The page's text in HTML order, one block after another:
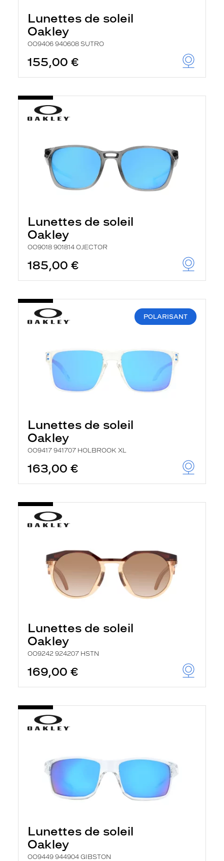
Lunettes de soleil
Oakley
OO9406 940608 SUTRO
155,00 €
Lunettes de soleil
Oakley
OO9018 901814 OJECTOR
185,00 €
POLARISANT
Lunettes de soleil
Oakley
OO9417 941707 HOLBROOK XL
163,00 €
Lunettes de soleil
Oakley
OO9242 924207 HSTN
169,00 €
Lunettes de soleil
Oakley
OO9449 944904 GIBSTON